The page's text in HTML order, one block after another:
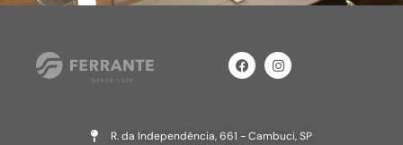
R. da Independência, 661 - Cambuci, SP